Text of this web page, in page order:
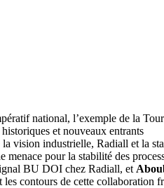
national, l’exemple de la
et nouveaux entrants
vision industrielle, Radiall et la
pour la stabilité des
BU DOI chez Radiall, et
contours de cette collaboration